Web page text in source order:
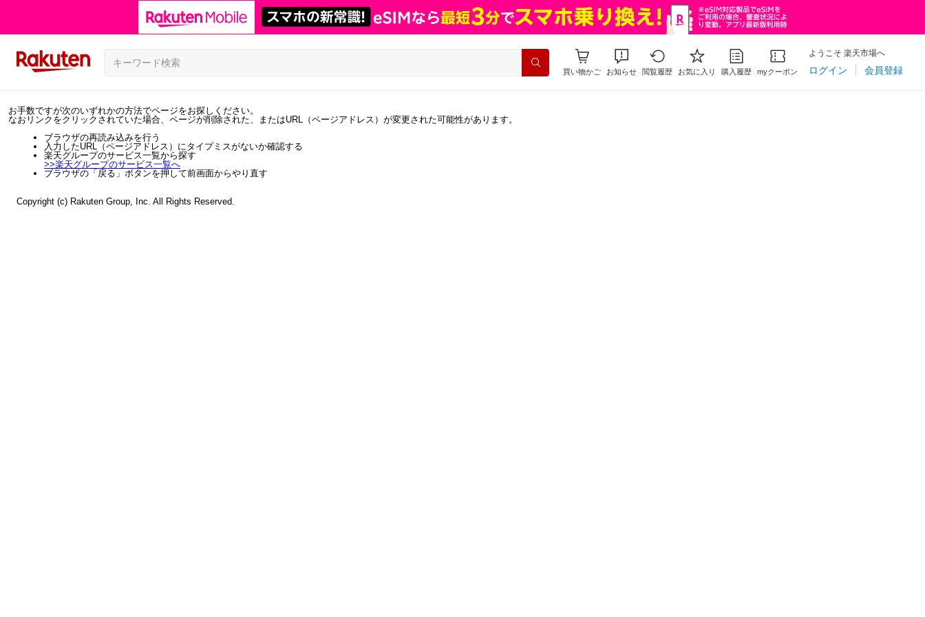
買い物かご お知らせ 閲覧履歴 お気に入り 購入履歴 myクーポン
ようこそ 楽天市場へ
ログイン 会員登録
お手数ですが次のいずれかの方法でページをお探しください。
なおリンクをクリックされていた場合、ページが削除された、またはURL（ページアドレス）が変更された可能性があります。
ブラウザの再読み込みを行う
入力したURL（ページアドレス）にタイプミスがないか確認する
楽天グループのサービス一覧から探す
>>楽天グループのサービス一覧へ
ブラウザの「戻る」ボタンを押して前画面からやり直す
Copyright (c) Rakuten Group, Inc. All Rights Reserved.